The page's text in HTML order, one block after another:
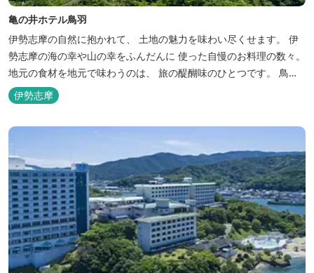
亀の井ホテル鳥羽
伊勢志摩の自然に抱かれて、 土地の魅力を味わい尽くせます。 伊
勢志摩の海の幸や山の幸をふんだんに 使った自慢のお料理の数々。
地元の食材を地元で味わうのは、 旅の醍醐味のひとつです。 鳥羽
湾の潮風を感じる露天風呂や 広々としたテラス付きのお部屋。 行
き交うフェリーをのんびり眺めて、 日常をちょっと忘れるひと時を
お過ごしください。
伊勢志摩